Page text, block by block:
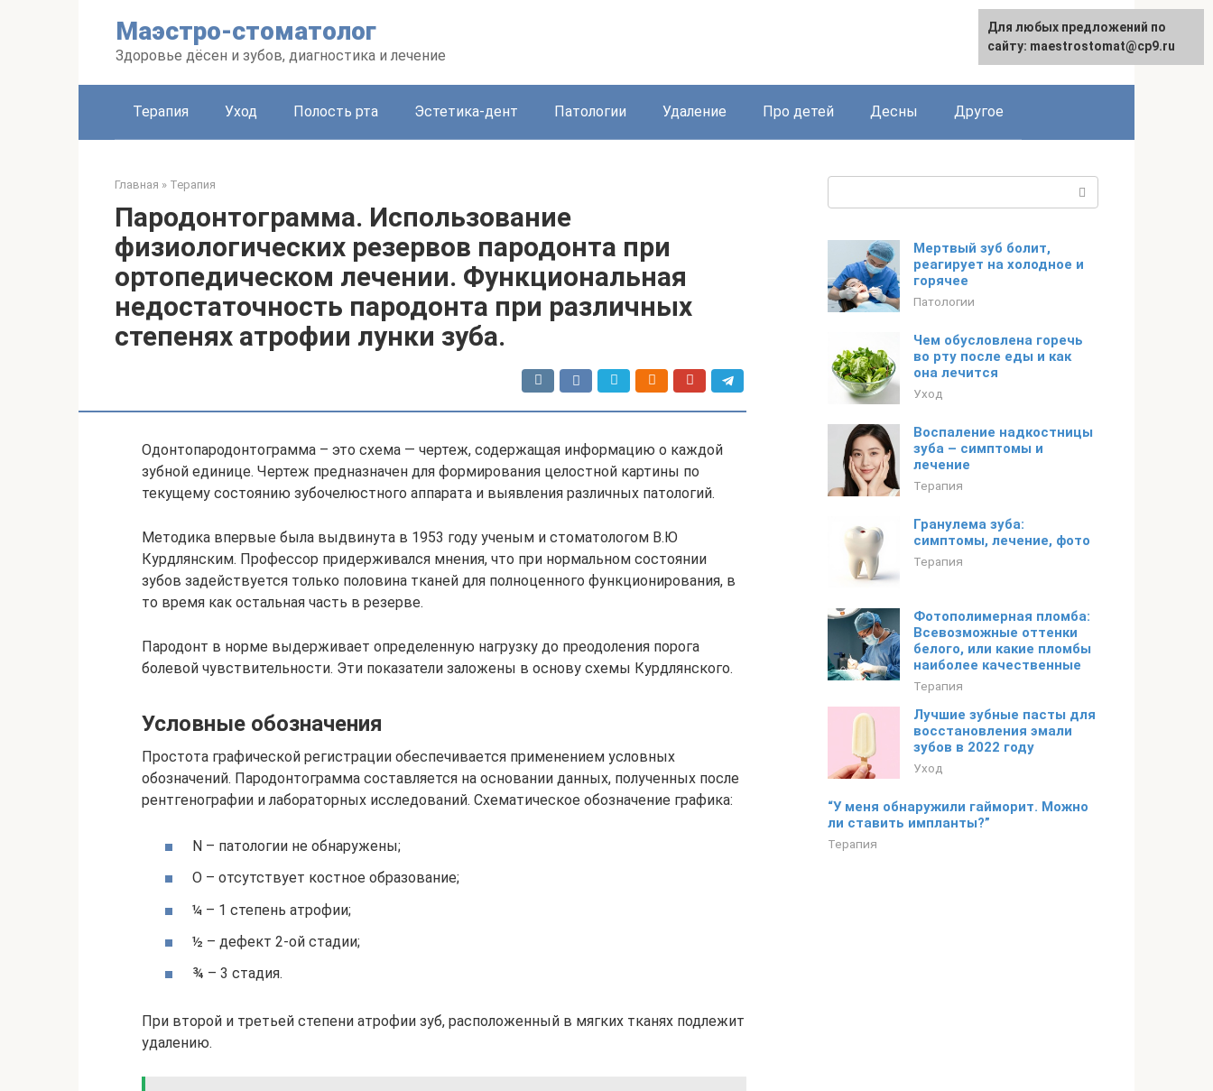
Маэстро-стоматолог
Здоровье дёсен и зубов, диагностика и лечение
Терапия Уход Полость рта Эстетика-дент Патологии Удаление Про детей Десны Другое
Главная » Терапия
Пародонтограмма. Использование
физиологических резервов пародонта при
ортопедическом лечении. Функциональная
недостаточность пародонта при различных
степенях атрофии лунки зуба.
Одонтопародонтограмма – это схема — чертеж, содержащая информацию о каждой
зубной единице. Чертеж предназначен для формирования целостной картины по
текущему состоянию зубочелюстного аппарата и выявления различных патологий.
Методика впервые была выдвинута в 1953 году ученым и стоматологом В.Ю
Курдлянским. Профессор придерживался мнения, что при нормальном состоянии
зубов задействуется только половина тканей для полноценного функционирования, в
то время как остальная часть в резерве.
Пародонт в норме выдерживает определенную нагрузку до преодоления порога
болевой чувствительности. Эти показатели заложены в основу схемы Курдлянского.
Условные обозначения
Простота графической регистрации обеспечивается применением условных
обозначений. Пародонтограмма составляется на основании данных, полученных после
рентгенографии и лабораторных исследований. Схематическое обозначение графика:
N – патологии не обнаружены;
О – отсутствует костное образование;
¼ – 1 степень атрофии;
½ – дефект 2-ой стадии;
¾ – 3 стадия.
При второй и третьей степени атрофии зуб, расположенный в мягких тканях подлежит
удалению.
Мертвый зуб болит,
реагирует на холодное и
горячее
Патологии
Чем обусловлена горечь
во рту после еды и как
она лечится
Уход
Воспаление надкостницы
зуба – симптомы и
лечение
Терапия
Гранулема зуба:
симптомы, лечение, фото
Терапия
Фотополимерная пломба:
Всевозможные оттенки
белого, или какие пломбы
наиболее качественные
Терапия
Лучшие зубные пасты для
восстановления эмали
зубов в 2022 году
Уход
“У меня обнаружили гайморит. Можно
ли ставить импланты?”
Терапия
Для любых предложений по
сайту: maestrostomat@cp9.ru